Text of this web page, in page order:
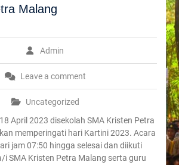
Malang
Admin
Leave a comment
Uncategorized
April 2023 disekolah SMA Kristen Petra
memperingati hari Kartini 2023. Acara
jam 07:50 hingga selesai dan diikuti
i SMA Kristen Petra Malang serta guru